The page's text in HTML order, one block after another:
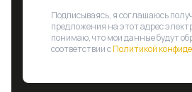
Подписываясь, я соглашаюсь
предложения на этот адрес
понимаю, что мои данные будут
соответствии сПолитикой